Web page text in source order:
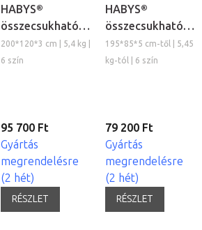
HABYS®
összecsukható
négyrészes
matrac
200*120*3 cm | 5,4 kg |
6 szín
95 700 Ft
Gyártás
megrendelésre
(2 hét)
RÉSZLET
HABYS®
összecsukható
háromrészes
matrac
195*85*5 cm-től | 5,45
kg-tól | 6 szín
79 200 Ft
Gyártás
megrendelésre
(2 hét)
RÉSZLET